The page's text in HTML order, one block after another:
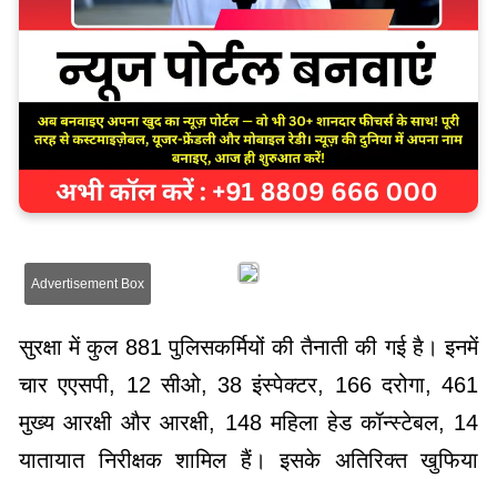
Advertisement Box
सुरक्षा में कुल 881 पुलिसकर्मियों की तैनाती की गई है। इनमें
चार एएसपी, 12 सीओ, 38 इंस्पेक्टर, 166 दरोगा, 461
मुख्य आरक्षी और आरक्षी, 148 महिला हेड कॉन्स्टेबल, 14
यातायात निरीक्षक शामिल हैं। इसके अतिरिक्त खुफिया